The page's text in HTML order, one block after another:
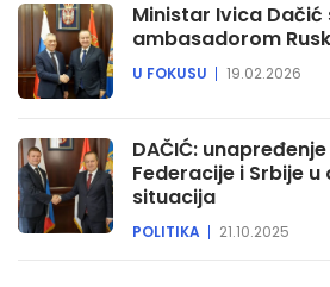
Ministar Ivica
ambasadorom
U FOKUSU 19.02.2026
DAČIĆ:
Federacije i Srbije
situacija
POLITIKA 21.10.2025